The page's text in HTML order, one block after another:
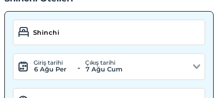
Giriş tarihi
6 Ağu Per -
Çıkış tarihi
7 Ağu Cum